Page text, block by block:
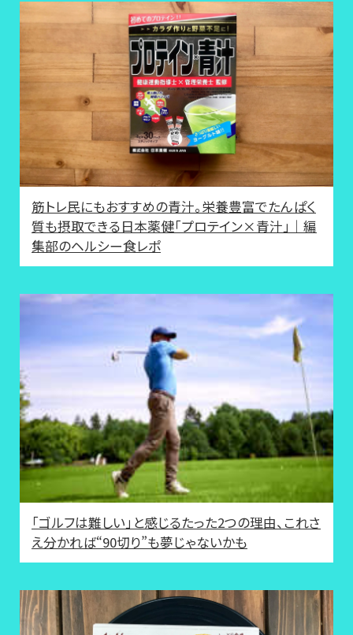
筋トレ民にもおすすめの青汁。栄養豊富でたんぱく
質も摂取できる日本薬健「プロテイン×青汁」｜編
集部のヘルシー食レポ
「ゴルフは難しい」と感じるたった2つの理由、これさ
え分かれば“90切り”も夢じゃないかも